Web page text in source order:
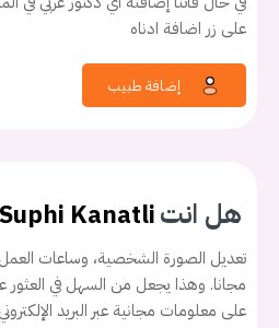
على زر اضافة ادناه
هل انتKanatli
تعديل الصورة الشخصية، وساعات
مجانا. وهذا يجعل من السهل في العثور
على معلومات مجانية عبر البريد